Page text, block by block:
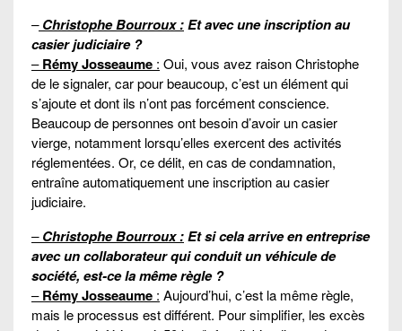
– Christophe Bourroux :Et avec une inscription au
casier judiciaire ?
–Rémy Josseaume : Oui, vous avez raison Christophe
de le signaler, car pour beaucoup, c’est un élément qui
s’ajoute et dont ils n’ont pas forcément conscience.
Beaucoup de personnes ont besoin d’avoir un casier
vierge, notamment lorsqu’elles exercent des activités
réglementées. Or, ce délit, en cas de condamnation,
entraîne automatiquement une inscription au casier
judiciaire.
–Christophe Bourroux :Et sicela arrive en entreprise
avec un collaborateur qui conduit un véhicule de
société, est-ce la même règle ?
–Rémy Josseaume : Aujourd’hui, c’est la même règle,
mais le processus est différent. Pour simplifier, les excès